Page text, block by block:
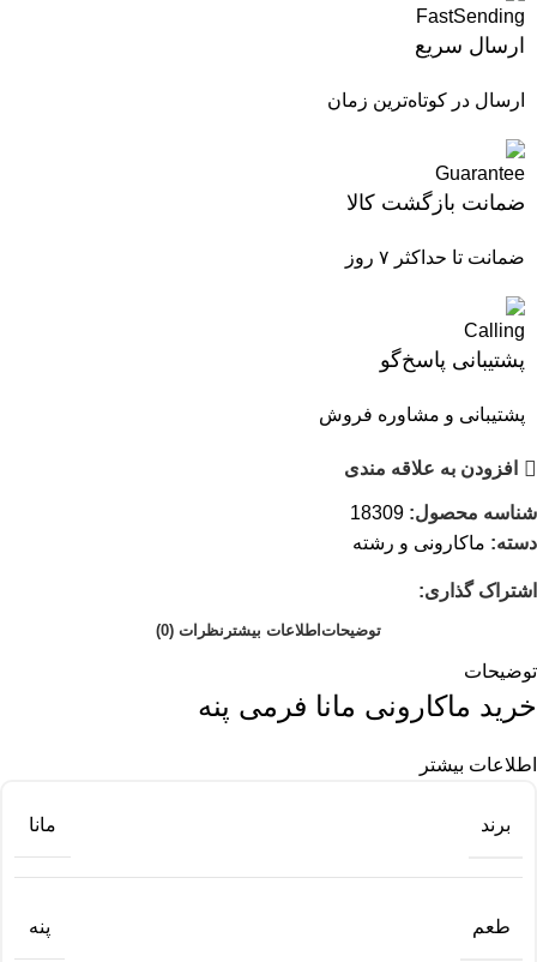
ارسال سریع
ارسال در کوتاه‌ترین زمان
ضمانت بازگشت کالا
ضمانت تا حداکثر ۷ روز
پشتیبانی پاسخ‌گو
پشتیبانی و مشاوره فروش
افزودن به علاقه مندی
شناسه محصول: 18309
دسته: ماکارونی و رشته
اشتراک گذاری:
توضیحات اطلاعات بیشتر نظرات (0)
توضیحات
خرید ماکارونی مانا فرمی پنه
اطلاعات بیشتر
برند مانا
طعم پنه